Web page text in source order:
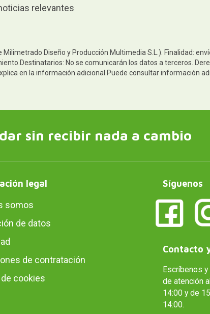
relevantes
Diseño y Producción Multimedia S.L.). Finalidad:
No se comunicarán los datos a terceros.
en la información adicional.Puede consultar información
sin recibir nada a cambio
legal
somos
de datos
de contratación
cookies
Síguenos
Contacto
Escríbenos
de atención
14:00 y de
14:00.